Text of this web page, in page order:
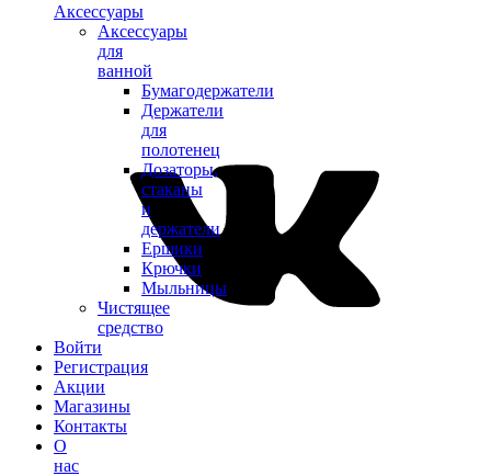
Аксессуары
Аксессуары
для
ванной
Бумагодержатели
Держатели
для
полотенец
Дозаторы,
стаканы
и
держатели
Ершики
Крючки
Мыльницы
Чистящее
средство
Войти
Регистрация
Акции
Магазины
Контакты
О
нас